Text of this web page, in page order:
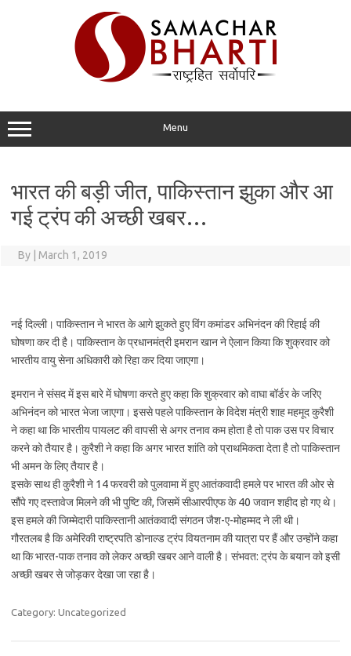
Menu
भारत की बड़ी जीत, पाकिस्तान झुका और आ
गई ट्रंप की अच्छी खबर…
By March 1, 2019
नई दिल्ली। पाकिस्तान ने भारत के आगे झुकते हुए विंग कमांडर अभिनंदन की रिहाई की
घोषणा कर दी है। पाकिस्तान के प्रधानमंत्री इमरान खान ने ऐलान किया कि शुक्रवार को
भारतीय वायु सेना अधिकारी को रिहा कर दिया जाएगा।
इमरान ने संसद में इस बारे में घोषणा करते हुए कहा कि शुक्रवार को वाघा बॉर्डर के जरिए
अभिनंदन को भारत भेजा जाएगा। इससे पहले पाकिस्तान के विदेश मंत्री शाह महमूद कुरैशी
ने कहा था कि भारतीय पायलट की वापसी से अगर तनाव कम होता है तो पाक उस पर विचार
करने को तैयार है। कुरैशी ने कहा कि अगर भारत शांति को प्राथमिकता देता है तो पाकिस्तान
भी अमन के लिए तैयार है।
इसके साथ ही कुरैशी ने 14 फरवरी को पुलवामा में हुए आतंकवादी हमले पर भारत की ओर से
सौंपे गए दस्तावेज मिलने की भी पुष्टि की, जिसमें सीआरपीएफ के 40 जवान शहीद हो गए थे।
इस हमले की जिम्मेदारी पाकिस्तानी आतंकवादी संगठन जैश-ए-मोहम्मद ने ली थी।
गौरतलब है कि अमेरिकी राष्ट्रपति डोनाल्ड ट्रंप वियतनाम की यात्रा पर हैं और उन्होंने कहा
था कि भारत-पाक तनाव को लेकर अच्छी खबर आने वाली है। संभवत: ट्रंप के बयान को इसी
अच्छी खबर से जोड़कर देखा जा रहा है।
Category: Uncategorized